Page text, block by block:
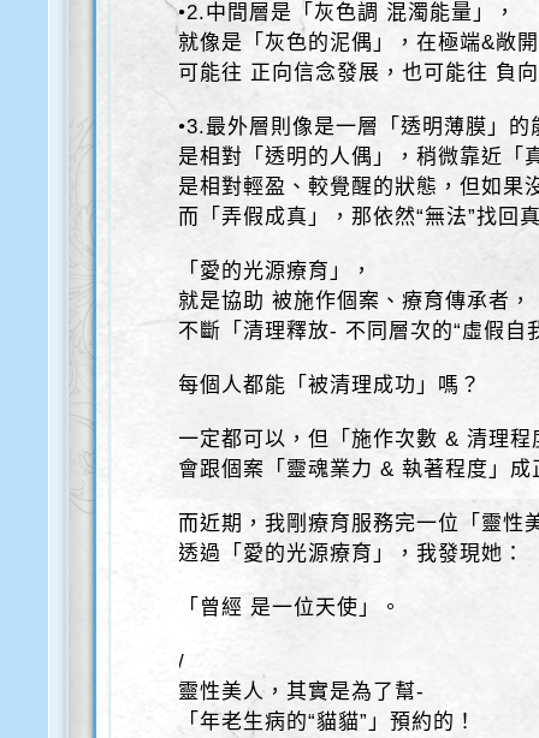
•2.中間層是「灰色調 混濁能量」，
就像是「灰色的泥偶」，在極端&敞
可能往 正向信念發展，也可能往 負
•3.最外層則像是⼀層「透明薄膜」的
是相對「透明的人偶」，稍微靠近「
是相對輕盈、較覺醒的狀態，但如果
而「弄假成真」，那依然“無法”找回
「愛的光源療育」，
就是協助 被施作個案、療育傳承者，
不斷「清理釋放- 不同層次的“虛假自
每個人都能「被清理成功」嗎？
一定都可以，但「施作次數 & 清理程
會跟個案「靈魂業力 & 執著程度」成
而近期，我剛療育服務完一位「靈性
透過「愛的光源療育」，我發現她：
「曾經 是一位天使」。
/
靈性美人，其實是為了幫-
「年老生病的“貓貓”」預約的！